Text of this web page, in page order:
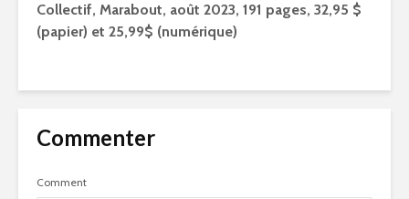
Collectif, Marabout, août 2023, 191 pages, 32,95 $
(papier) et 25,99$ (numérique)
Commenter
Comment